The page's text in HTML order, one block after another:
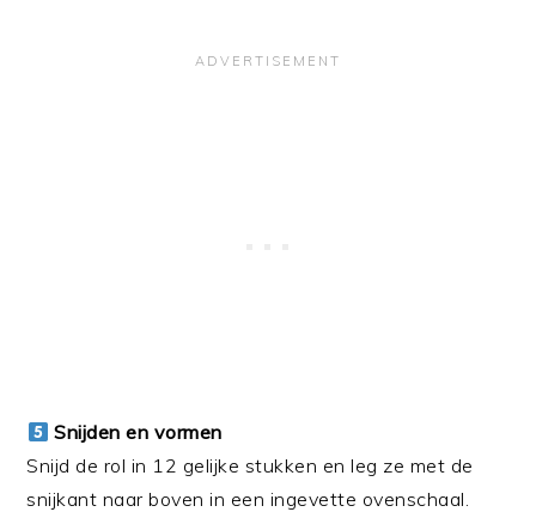
Snijden en vormen
Snijd de rol in 12 gelijke stukken en leg ze met de
snijkant naar boven in een ingevette ovenschaal.